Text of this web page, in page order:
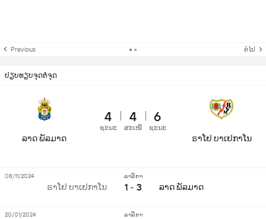
Previous ຕໍ່ໄປ
ປຽບທຽບຈຸດຕໍ່ຈຸດ
ລາດ ພັລມາດ
4
ຊະນະ
4
ສະເໝີ
6
ຊະນະ
ຣາໂຢ ບາເຢກາໂນ
ຣາໂຢ ບາເຢກາໂນ
ລາລີກາ
1 - 3 ລາດ ພັລມາດ
08/11/2024
ລາລີກາ
20/01/2024